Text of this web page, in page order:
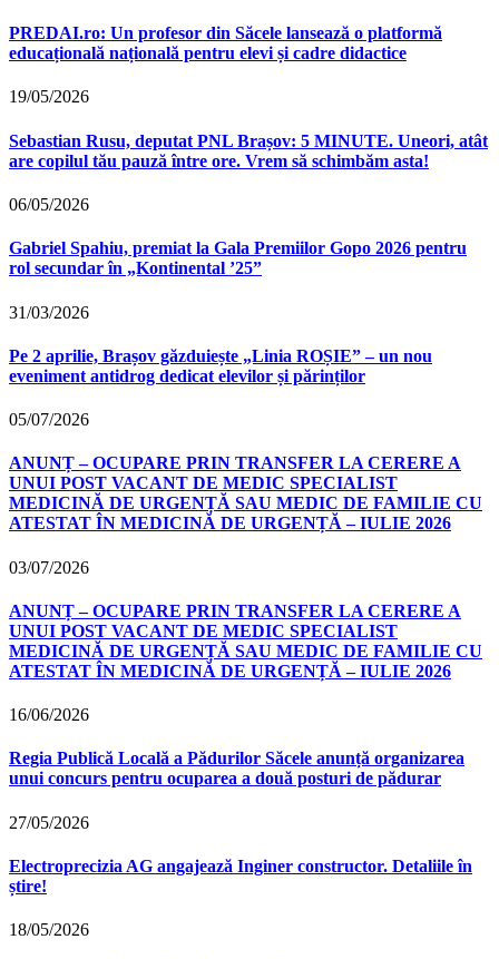
PREDAI.ro: Un profesor din Săcele lansează o platformă
educațională națională pentru elevi și cadre didactice
19/05/2026
Sebastian Rusu, deputat PNL Brașov: 5 MINUTE. Uneori, atât
are copilul tău pauză între ore. Vrem să schimbăm asta!
06/05/2026
Gabriel Spahiu, premiat la Gala Premiilor Gopo 2026 pentru
rol secundar în „Kontinental ’25”
31/03/2026
Pe 2 aprilie, Brașov găzduiește „Linia ROȘIE” – un nou
eveniment antidrog dedicat elevilor și părinților
05/07/2026
ANUNȚ – OCUPARE PRIN TRANSFER LA CERERE A
UNUI POST VACANT DE MEDIC SPECIALIST
MEDICINĂ DE URGENȚĂ SAU MEDIC DE FAMILIE CU
ATESTAT ÎN MEDICINĂ DE URGENȚĂ – IULIE 2026
03/07/2026
ANUNȚ – OCUPARE PRIN TRANSFER LA CERERE A
UNUI POST VACANT DE MEDIC SPECIALIST
MEDICINĂ DE URGENȚĂ SAU MEDIC DE FAMILIE CU
ATESTAT ÎN MEDICINĂ DE URGENȚĂ – IULIE 2026
16/06/2026
Regia Publică Locală a Pădurilor Săcele anunță organizarea
unui concurs pentru ocuparea a două posturi de pădurar
27/05/2026
Electroprecizia AG angajează Inginer constructor. Detaliile în
știre!
18/05/2026